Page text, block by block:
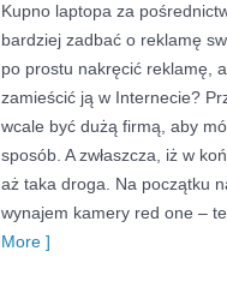
Kupno laptopa za
bardziej zadbać o reklamę
po prostu nakręcić reklamę,
zamieścić ją w Internecie?
wcale być dużą firmą, aby
sposób. A zwłaszcza, iż w
aż taka droga. Na początku
wynajem kamery red one –
More ]